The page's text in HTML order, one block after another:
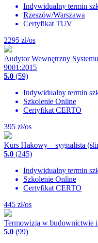
Indywidualny termin
Rzeszów/Warszawa
Certyfikat TUV
2295 zł/os
Audytor Wewnętrzny
9001:2015
5.0 (59)
Indywidualny termin
Szkolenie Online
Certyfikat CERTO
395 zł/os
Kurs Hakowy – sygnalista
5.0 (245)
Indywidualny termin
Szkolenie Online
Certyfikat CERTO
445 zł/os
Termowizja w budownictwie i
5.0 (99)